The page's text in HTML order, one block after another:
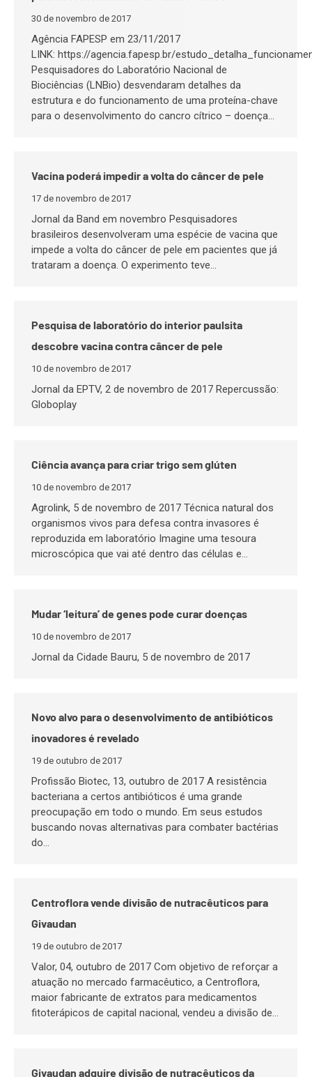
30 de novembro de 2017
Agência FAPESP em 23/11/2017
LINK: https://agencia.fapesp.br/
Pesquisadores do Laboratório Nacional de
Biociências (LNBio) desvendaram detalhes da
estrutura e do funcionamento de uma proteína-chave
para o desenvolvimento do cancro cítrico – doença…
Vacina poderá impedir a volta do câncer de pele
17 de novembro de 2017
Jornal da Band em novembro Pesquisadores
brasileiros desenvolveram uma espécie de vacina que
impede a volta do câncer de pele em pacientes que já
trataram a doença. O experimento teve…
Pesquisa de laboratório do interior paulsita
descobre vacina contra câncer de pele
10 de novembro de 2017
Jornal da EPTV, 2 de novembro de 2017 Repercussão:
Globoplay
Ciência avança para criar trigo sem glúten
10 de novembro de 2017
Agrolink, 5 de novembro de 2017 Técnica natural dos
organismos vivos para defesa contra invasores é
reproduzida em laboratório Imagine uma tesoura
microscópica que vai até dentro das células e…
Mudar ‘leitura’ de genes pode curar doenças
10 de novembro de 2017
Jornal da Cidade Bauru, 5 de novembro de 2017
Novo alvo para o desenvolvimento de antibióticos
inovadores é revelado
19 de outubro de 2017
Profissão Biotec, 13, outubro de 2017 A resistência
bacteriana a certos antibióticos é uma grande
preocupação em todo o mundo. Em seus estudos
buscando novas alternativas para combater bactérias
do…
Centroflora vende divisão de nutracêuticos para
Givaudan
19 de outubro de 2017
Valor, 04, outubro de 2017 Com objetivo de reforçar a
atuação no mercado farmacêutico, a Centroflora,
maior fabricante de extratos para medicamentos
fitoterápicos de capital nacional, vendeu a divisão de…
Givaudan adquire divisão de nutracêuticos da